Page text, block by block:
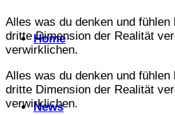
Home
News
Alles was du denken und
dritte Dimension der Realität
verwirklichen.
Alles was du denken und
dritte Dimension der Realität
verwirklichen.